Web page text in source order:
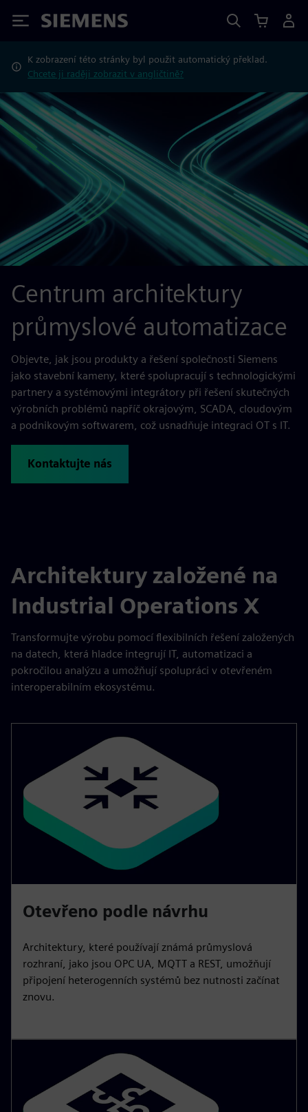
Siemens
K zobrazení této stránky byl použit automatický překlad.
Chcete ji raději zobrazit v angličtině?
Centrum architektury
průmyslové automatizace
Objevte, jak jsou produkty a řešení společnosti Siemens
jako stavební kameny, které spolupracují s technologickými
partnery a systémovými integrátory při řešení skutečných
výrobních problémů napříč okrajovým, SCADA, cloudovým
a podnikovým softwarem, což usnadňuje integraci OT s IT.
Kontaktujte nás
Architektury založené na
Industrial Operations X
Transformujte výrobu pomocí flexibilních řešení založených
na datech, která hladce integrují IT, automatizaci a
pokročilou analýzu a umožňují spolupráci v otevřeném
interoperabilním ekosystému.
Otevřeno podle návrhu
Architektury, které používají známá průmyslová
rozhraní, jako jsou OPC UA, MQTT a REST, umožňují
připojení heterogenních systémů bez nutnosti začínat
znovu.